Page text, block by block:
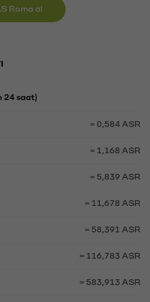
Roma al
24 saat)
= 0,584 ASR
= 1,168 ASR
= 5,839 ASR
= 11,678 ASR
= 58,391 ASR
= 116,783 ASR
= 583,913 ASR